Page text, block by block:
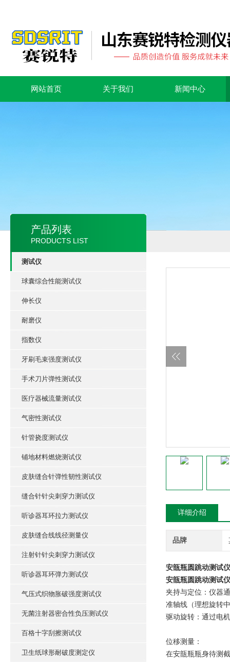
网站首页 关于我们 新闻中心
产品列表
PRODUCTS LIST
测试仪
球囊综合性能测试仪
伸长仪
耐磨仪
指数仪
牙刷毛束强度测试仪
手术刀片弹性测试仪
医疗器械流量测试仪
气密性测试仪
针管挠度测试仪
铺地材料燃烧测试仪
皮肤缝合针弹性韧性测试仪
缝合针针尖刺穿力测试仪
听诊器耳环拉力测试仪
皮肤缝合线线径测量仪
注射针针尖刺穿力测试仪
听诊器耳环弹力测试仪
气压式织物胀破强度测试仪
无菌注射器密合性负压测试仪
百格十字刮擦测试仪
卫生纸球形耐破度测定仪
详细介绍
品牌
安瓿瓶圆跳动测试
安瓿瓶圆跳动测试
夹持与定位：‌仪器
准轴线‌（理想旋转
驱动旋转：‌通过电
‌位移测量：‌
在安瓿瓶瓶身待测